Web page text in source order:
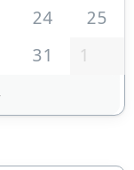
24
25
31 1